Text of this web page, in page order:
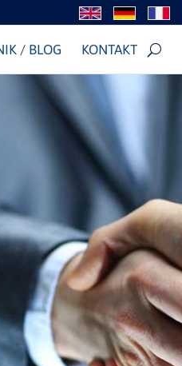
/ BLOG KONTAKT